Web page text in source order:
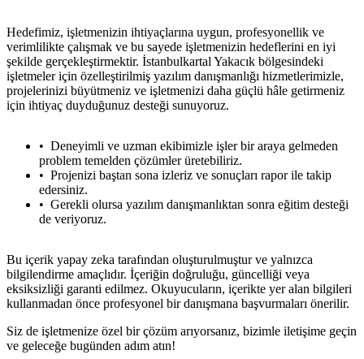
Hedefimiz, işletmenizin ihtiyaçlarına uygun, profesyonellik ve
verimlilikte çalışmak ve bu sayede işletmenizin hedeflerini en iyi
şekilde gerçekleştirmektir. İstanbulkartal Yakacık bölgesindeki
işletmeler için özelleştirilmiş yazılım danışmanlığı hizmetlerimizle,
projelerinizi büyütmeniz ve işletmenizi daha güçlü hâle getirmeniz
için ihtiyaç duyduğunuz desteği sunuyoruz.
Deneyimli ve uzman ekibimizle işler bir araya gelmeden
problem temelden çözümler üretebiliriz.
Projenizi baştan sona izleriz ve sonuçları rapor ile takip
edersiniz.
Gerekli olursa yazılım danışmanlıktan sonra eğitim desteği
de veriyoruz.
Bu içerik yapay zeka tarafından oluşturulmuştur ve yalnızca
bilgilendirme amaçlıdır. İçeriğin doğruluğu, güncelliği veya
eksiksizliği garanti edilmez. Okuyucuların, içerikte yer alan bilgileri
kullanmadan önce profesyonel bir danışmana başvurmaları önerilir.
Siz de işletmenize özel bir çözüm arıyorsanız, bizimle iletişime geçin
ve geleceğe bugünden adım atın!